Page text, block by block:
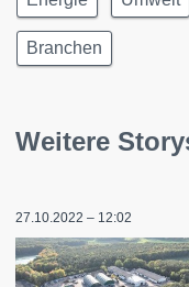
Branchen
Weitere
27.10.2022 – 12:02